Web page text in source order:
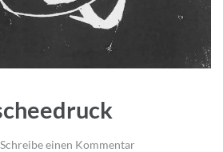
Schreibe einen Kommentar